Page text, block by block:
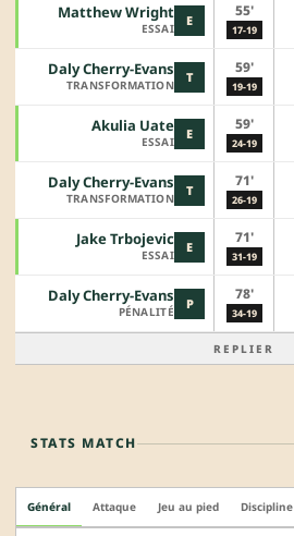
E
Matthew Wright
ESSAI
55'
17-19
T
Daly Cherry-Evans
TRANSFORMATION
59'
19-19
E
Akulia Uate
ESSAI
59'
24-19
T
Daly Cherry-Evans
TRANSFORMATION
71'
26-19
E
Jake Trbojevic
ESSAI
71'
31-19
P
Daly Cherry-Evans
PÉNALITÉ
78'
34-19
REPLIER
STATS MATCH
Général Attaque Jeu au pied Discipline